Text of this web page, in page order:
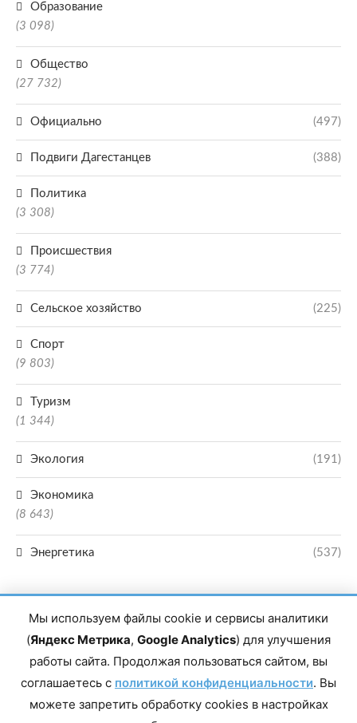
Образование
(3 098)
Общество
(27 732)
Официально (497)
Подвиги Дагестанцев (388)
Политика
(3 308)
Происшествия
(3 774)
Сельское хозяйство (225)
Спорт
(9 803)
Туризм
(1 344)
Экология (191)
Экономика
(8 643)
Энергетика (537)
Главный редактор сетевого издания Магомаев Тимур Нухович. Контакты
редакции: 8(988)-292-94-34 Почта: vestiskfo@gmail.com По вопросам
Дагестан, г. Махачкала, пр-т Насрутдинова, д. 1а. Все права защищены.
Копирование и использование полных материалов запрещено, частичное
Мы используем файлы cookie и сервисы аналитики
(Яндекс Метрика, Google Analytics) для улучшения
работы сайта. Продолжая пользоваться сайтом, вы
соглашаетесь с политикой конфиденциальности. Вы
можете запретить обработку cookies в настройках